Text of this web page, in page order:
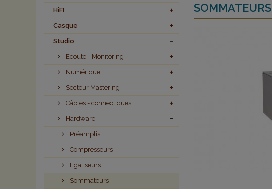
HiFI
Casque
Studio
Ecoute - Monitoring
Numérique
Secteur Mastering
Câbles - connectiques
Hardware
Préamplis
Compresseurs
Egaliseurs
Sommateurs
SOMMATEURS